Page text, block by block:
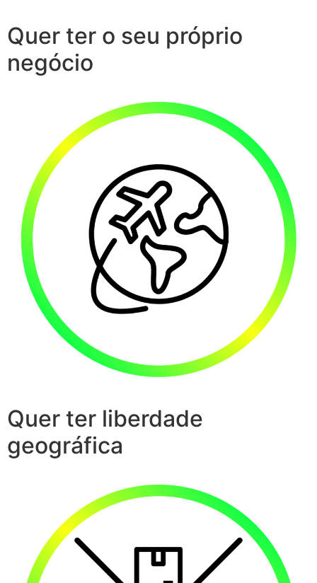
Quer ter o seu próprio
negócio
Quer ter liberdade
geográfica